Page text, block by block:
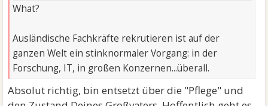
What?
Ausländische Fachkräfte rekrutieren ist auf der
ganzen Welt ein stinknormaler Vorgang: in der
Forschung, IT, in großen Konzernen...überall.
Absolut richtig, bin entsetzt über die "Pflege" und